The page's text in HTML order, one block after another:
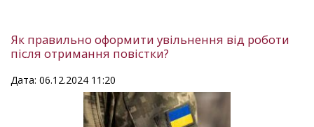
Як правильно оформити увільнення від роботи
після отримання повістки?
Дата: 06.12.2024 11:20